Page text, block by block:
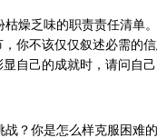
燥乏味的职责责任清单
你不该仅仅叙述必需的
自己的成就时，请问自
？你是怎么样克服困难